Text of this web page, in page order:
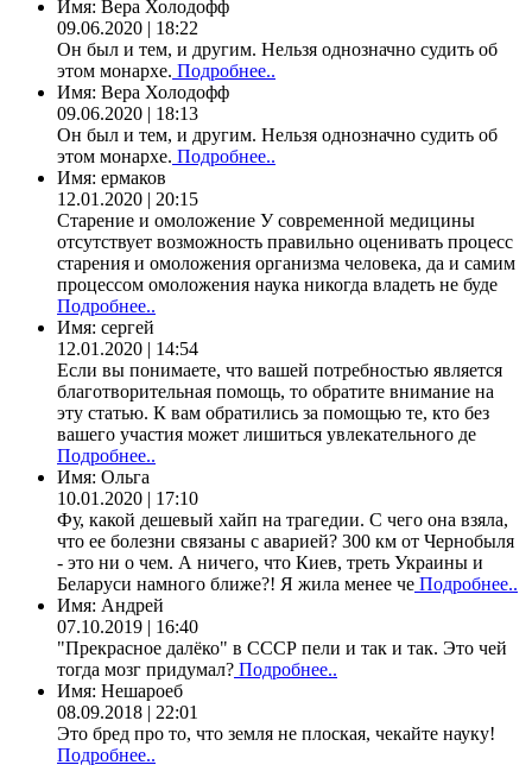
Имя: Вера Холодофф
09.06.2020 | 18:22
Он был и тем, и другим. Нельзя однозначно судить об
этом монархе. Подробнее..
Имя: Вера Холодофф
09.06.2020 | 18:13
Он был и тем, и другим. Нельзя однозначно судить об
этом монархе. Подробнее..
Имя: ермаков
12.01.2020 | 20:15
Старение и омоложение У современной медицины
отсутствует возможность правильно оценивать процесс
старения и омоложения организма человека, да и самим
процессом омоложения наука никогда владеть не буде
Подробнее..
Имя: сергей
12.01.2020 | 14:54
Если вы понимаете, что вашей потребностью является
благотворительная помощь, то обратите внимание на
эту статью. К вам обратились за помощью те, кто без
вашего участия может лишиться увлекательного де
Подробнее..
Имя: Ольга
10.01.2020 | 17:10
Фу, какой дешевый хайп на трагедии. С чего она взяла,
что ее болезни связаны с аварией? 300 км от Чернобыля
- это ни о чем. А ничего, что Киев, треть Украины и
Беларуси намного ближе?! Я жила менее че Подробнее..
Имя: Андрей
07.10.2019 | 16:40
"Прекрасное далёко" в СССР пели и так и так. Это чей
тогда мозг придумал? Подробнее..
Имя: Нешароеб
08.09.2018 | 22:01
Это бред про то, что земля не плоская, чекайте науку!
Подробнее..